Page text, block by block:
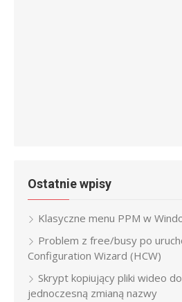
Ostatnie wpisy
Klasyczne menu PPM w
Problem z free/busy po
Configuration Wizard (HCW)
Skrypt kopiujący pliki wideo
jednoczesną zmianą nazwy